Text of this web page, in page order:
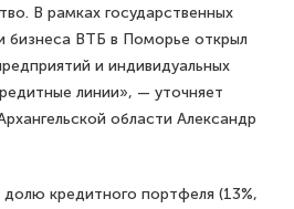
В рамках государственных
бизнеса ВТБ в Поморье открыл
и индивидуальных
линии», — уточняет
области Александр
кредитного портфеля (13%,